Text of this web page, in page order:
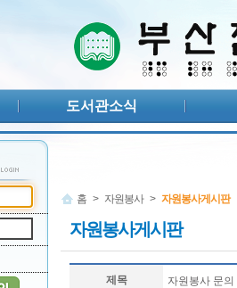
도서관소식
홈 > 자원봉사 > 자원봉사게시판
자원봉사게시판
제목 자원봉사 문의